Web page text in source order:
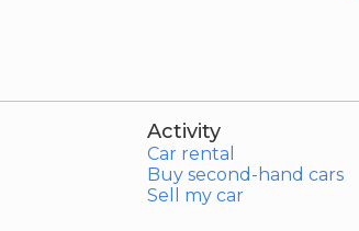
Activity
Car rental
Buy second-hand cars
Sell my car